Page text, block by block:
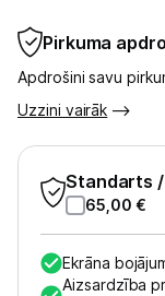
Tet
Kontakti
Pirkuma
Apdrošini savu
Uzzini vairāk
Standarts
65,00 €
Ekrāna
Aizsardzība